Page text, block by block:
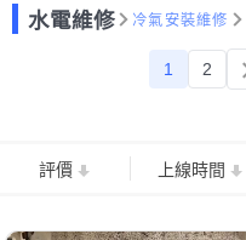
水電維修 冷氣安裝維修
1 2
評價 上線時間